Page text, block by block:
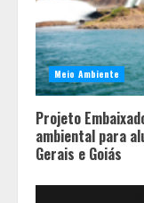
Meio Ambiente
Projeto
ambiental para
Gerais e Goiás